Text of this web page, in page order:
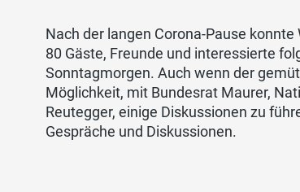
Nach der langen Corona-Pause
80 Gäste, Freunde und interessierte
Sonntagmorgen. Auch wenn der
Möglichkeit, mit Bundesrat Maurer,
Reutegger, einige Diskussionen zu
Gespräche und Diskussionen.